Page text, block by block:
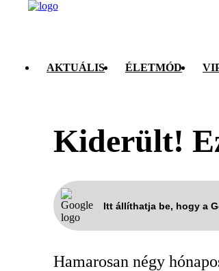
AKTUÁLIS ÉLETMÓD
Kiderült!
Itt állíthatja be, hogy a
Hamarosan négy